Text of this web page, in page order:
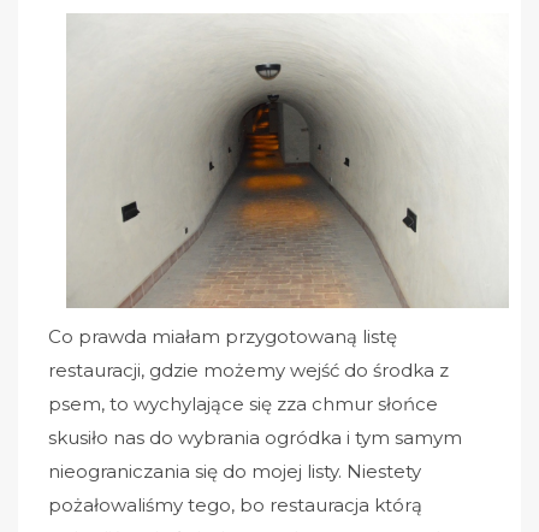
Co prawda miałam przygotowaną listę
restauracji, gdzie możemy wejść do środka z
psem, to wychylające się zza chmur słońce
skusiło nas do wybrania ogródka i tym samym
nieograniczania się do mojej listy. Niestety
pożałowaliśmy tego, bo restauracja którą